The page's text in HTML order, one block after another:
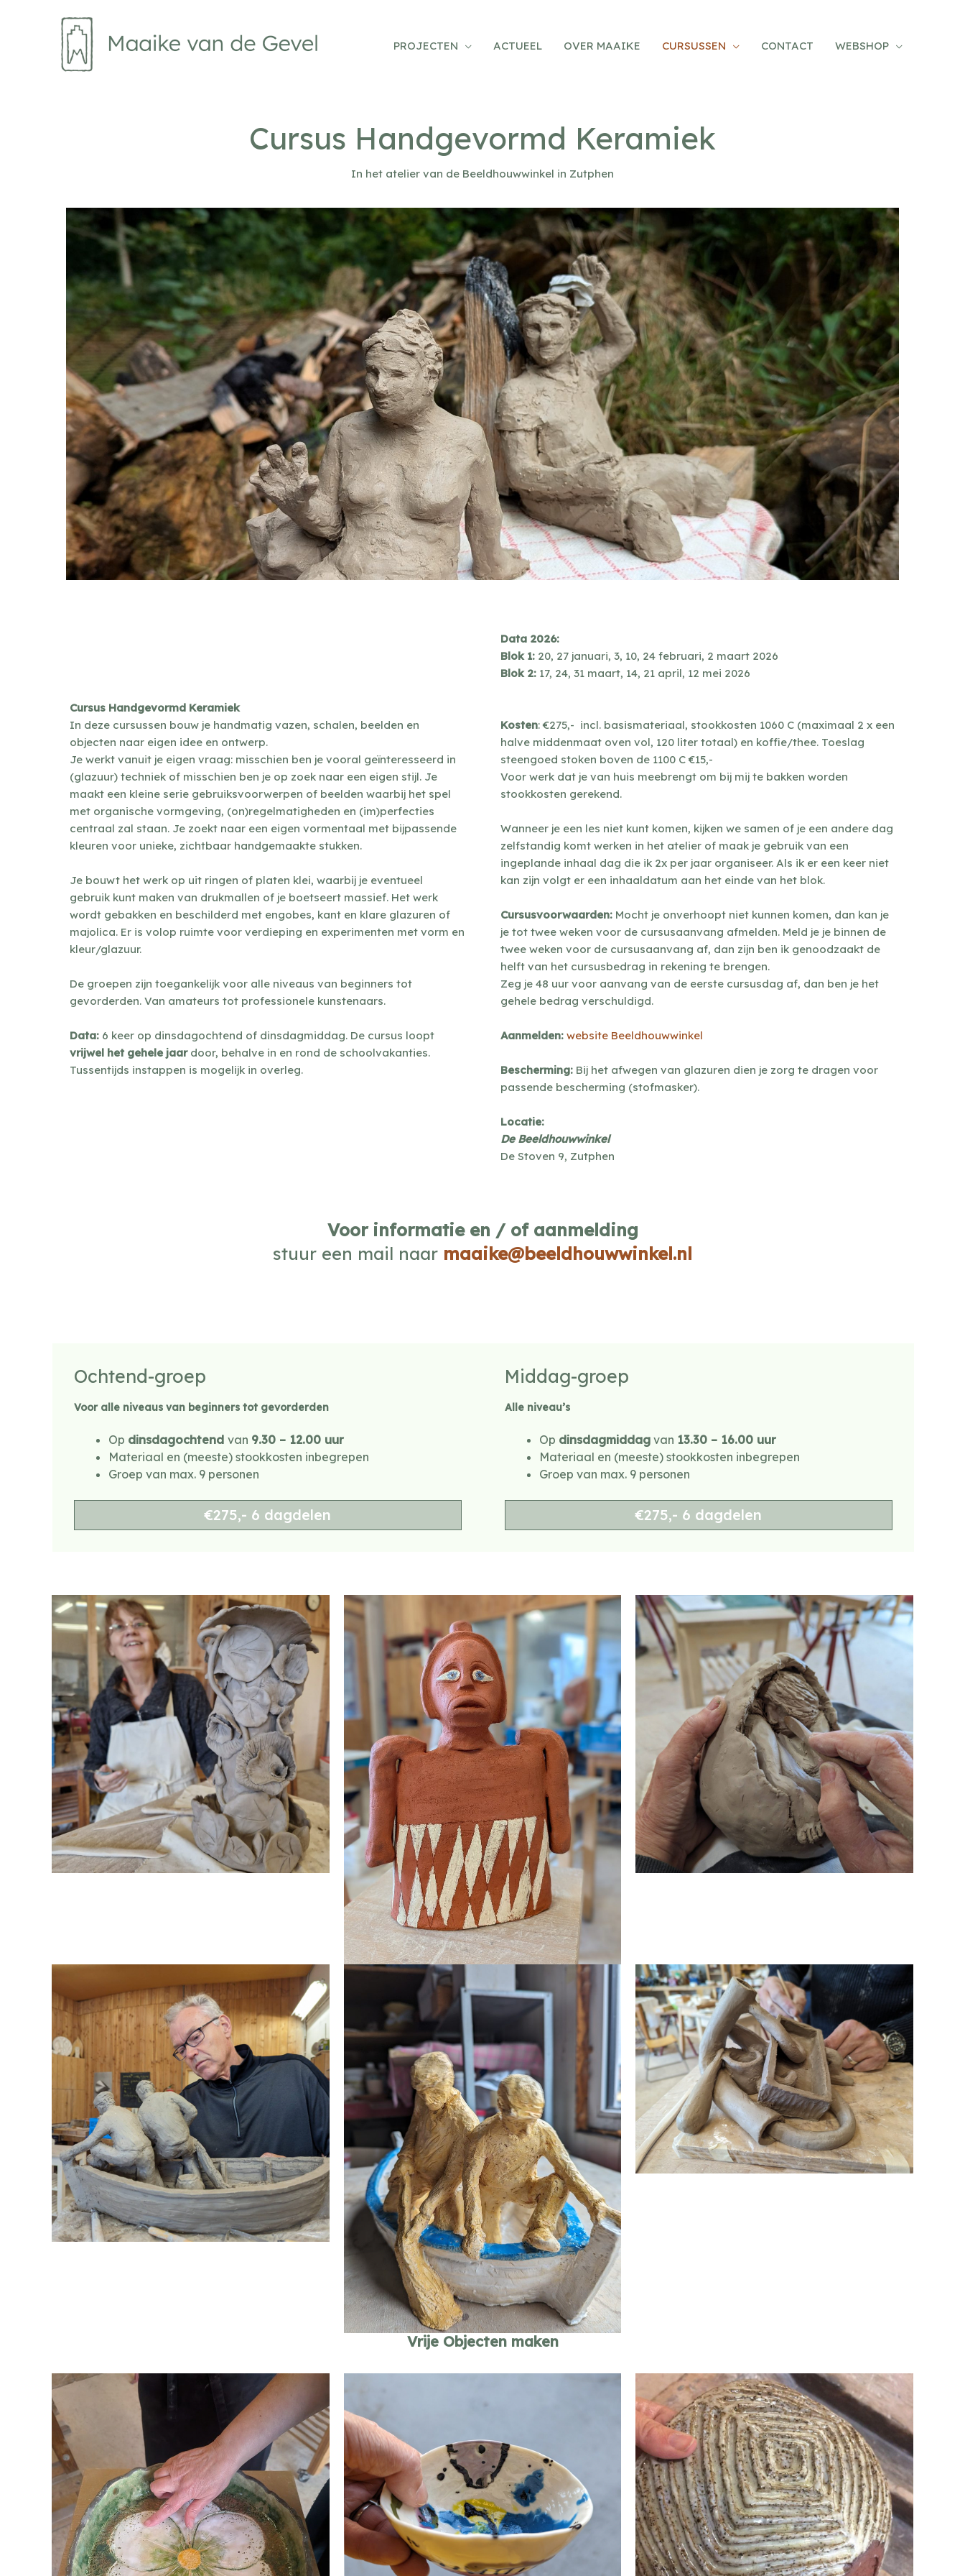
PROJECTEN ACTUEEL OVER MAAIKE CURSUSSEN CONTACT WEBSHOP
Cursus Handgevormd Keramiek
In het atelier van de Beeldhouwwinkel in Zutphen
Cursus Handgevormd Keramiek
In deze cursussen bouw je handmatig vazen, schalen, beelden en
objecten naar eigen idee en ontwerp.
Je werkt vanuit je eigen vraag: misschien ben je vooral geïnteresseerd in
(glazuur) techniek of misschien ben je op zoek naar een eigen stijl. Je
maakt een kleine serie gebruiksvoorwerpen of beelden waarbij het spel
met organische vormgeving, (on)regelmatigheden en (im)perfecties
centraal zal staan. Je zoekt naar een eigen vormentaal met bijpassende
kleuren voor unieke, zichtbaar handgemaakte stukken.
Je bouwt het werk op uit ringen of platen klei, waarbij je eventueel
gebruik kunt maken van drukmallen of je boetseert massief. Het werk
wordt gebakken en beschilderd met engobes, kant en klare glazuren of
majolica. Er is volop ruimte voor verdieping en experimenten met vorm en
kleur/glazuur.
De groepen zijn toegankelijk voor alle niveaus van beginners tot
gevorderden. Van amateurs tot professionele kunstenaars.
Data: 6 keer op dinsdagochtend of dinsdagmiddag. De cursus loopt
vrijwel het gehele jaardoor, behalve in en rond de schoolvakanties.
Tussentijds instappen is mogelijk in overleg.
Data 2026:
Blok 1: 20, 27 januari, 3, 10, 24 februari, 2 maart 2026
Blok 2: 17, 24, 31 maart, 14, 21 april, 12 mei 2026
Kosten: €275,- incl. basismateriaal, stookkosten 1060 C (maximaal 2 x een
halve middenmaat oven vol, 120 liter totaal) en koffie/thee. Toeslag
steengoed stoken boven de 1100 C €15,-
Voor werk dat je van huis meebrengt om bij mij te bakken worden
stookkosten gerekend.
Wanneer je een les niet kunt komen, kijken we samen of je een andere dag
zelfstandig komt werken in het atelier of maak je gebruik van een
ingeplande inhaal dag die ik 2x per jaar organiseer. Als ik er een keer niet
kan zijn volgt er een inhaaldatum aan het einde van het blok.
Cursusvoorwaarden: Mocht je onverhoopt niet kunnen komen, dan kan je
je tot twee weken voor de cursusaanvang afmelden. Meld je je binnen de
twee weken voor de cursusaanvang af, dan zijn ben ik genoodzaakt de
helft van het cursusbedrag in rekening te brengen.
Zeg je 48 uur voor aanvang van de eerste cursusdag af, dan ben je het
gehele bedrag verschuldigd.
Aanmelden: website Beeldhouwwinkel
Bescherming: Bij het afwegen van glazuren dien je zorg te dragen voor
passende bescherming (stofmasker).
Locatie:
De Beeldhouwwinkel
De Stoven 9, Zutphen
Voor informatie en / of aanmelding
stuur een mail naar maaike@beeldhouwwinkel.nl
Ochtend-groep
Voor alle niveaus van beginners tot gevorderden
Op dinsdagochtend van 9.30 – 12.00 uur
Materiaal en (meeste) stookkosten inbegrepen
Groep van max. 9 personen
€275,- 6 dagdelen
Middag-groep
Alle niveau’s
Op dinsdagmiddagvan 13.30 – 16.00 uur
Materiaal en (meeste) stookkosten inbegrepen
Groep van max. 9 personen
€275,- 6 dagdelen
Vrije Objecten maken